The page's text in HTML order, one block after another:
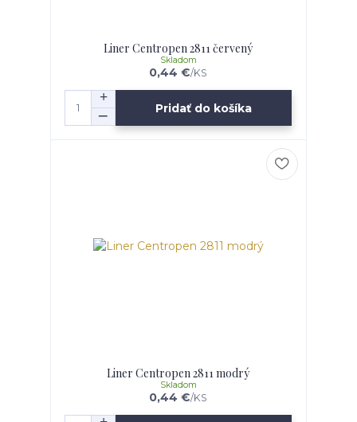
Liner Centropen 2811 červený
0,44 €/KS
Skladom
Pridať do košíka
Liner Centropen 2811 modrý
0,44 €/KS
Skladom